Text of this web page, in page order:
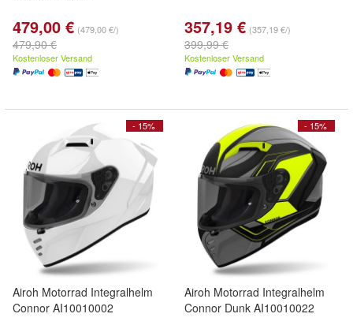
479,00 € (479,00 €/)
479,90 €
Kostenloser Versand
357,19 € (357,19 €/)
399,99 €
Kostenloser Versand
- 15%
Airoh Motorrad Integralhelm
Connor AI10010002
- 15%
Airoh Motorrad Integralhelm
Connor Dunk AI10010022